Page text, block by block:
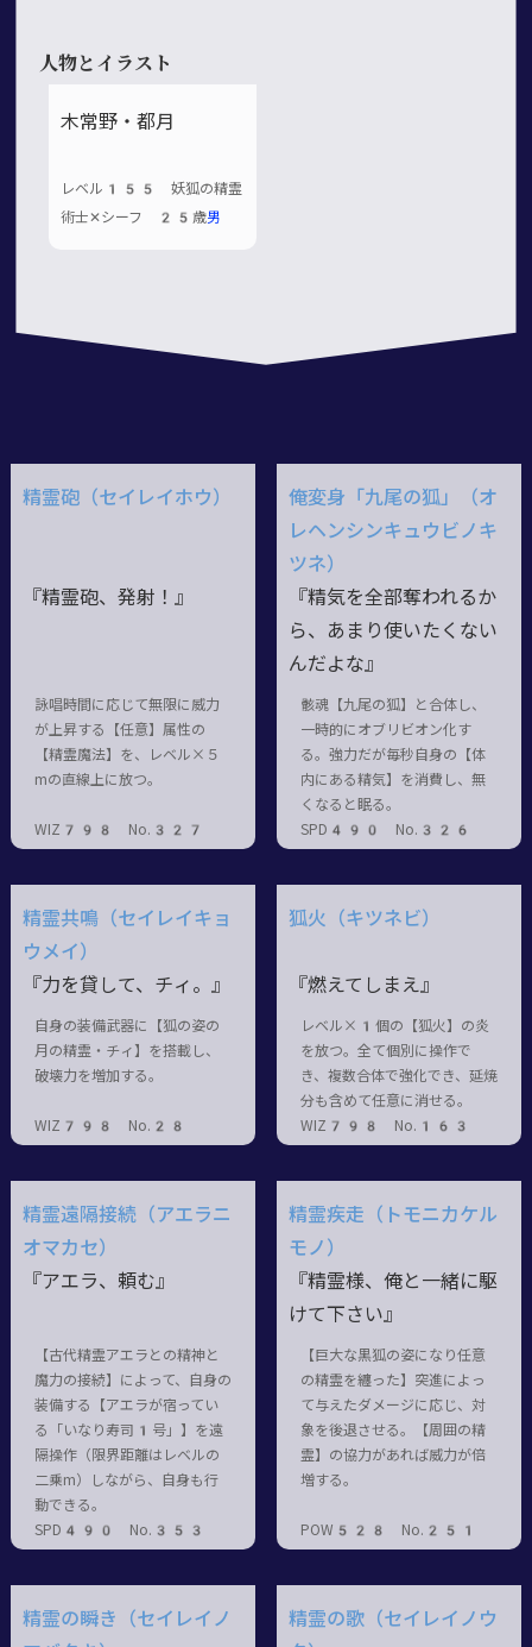
人物とイラスト
木常野・都月
レベル155 妖狐の精霊
術士✕シーフ 25歳男
精霊砲（セイレイホウ）
『精霊砲、発射！』
詠唱時間に応じて無限に威力
が上昇する【任意】属性の
【精霊魔法】を、レベル×５
mの直線上に放つ。
WIZ798 No.327
俺変身「九尾の狐」（オ
レヘンシンキュウビノキ
ツネ）
『精気を全部奪われるか
ら、あまり使いたくない
んだよな』
骸魂【九尾の狐】と合体し、
一時的にオブリビオン化す
る。強力だが毎秒自身の【体
内にある精気】を消費し、無
くなると眠る。
SPD490 No.326
精霊共鳴（セイレイキョ
ウメイ）
『力を貸して、チィ。』
自身の装備武器に【狐の姿の
月の精霊・チィ】を搭載し、
破壊力を増加する。
WIZ798 No.28
狐火（キツネビ）
『燃えてしまえ』
レベル×1個の【狐火】の炎
を放つ。全て個別に操作で
き、複数合体で強化でき、延焼
分も含めて任意に消せる。
WIZ798 No.163
精霊遠隔接続（アエラニ
オマカセ）
『アエラ、頼む』
【古代精霊アエラとの精神と
魔力の接続】によって、自身の
装備する【アエラが宿ってい
る「いなり寿司1号」】を遠
隔操作（限界距離はレベルの
二乗m）しながら、自身も行
動できる。
SPD490 No.353
精霊疾走（トモニカケル
モノ）
『精霊様、俺と一緒に駆
けて下さい』
【巨大な黒狐の姿になり任意
の精霊を纏った】突進によっ
て与えたダメージに応じ、対
象を後退させる。【周囲の精
霊】の協力があれば威力が倍
増する。
POW528 No.251
精霊の瞬き（セイレイノ
精霊の歌（セイレイノウ